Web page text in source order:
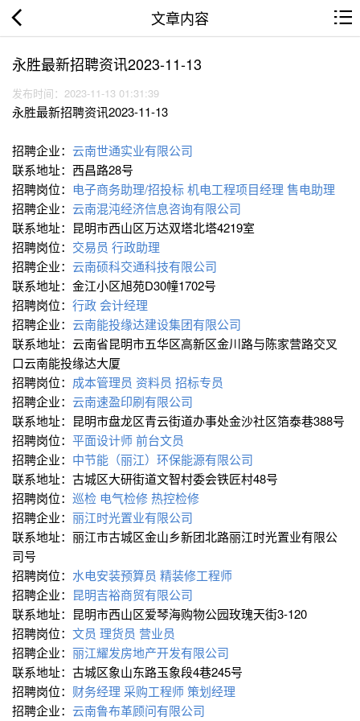
文章内容
永胜最新招聘资讯2023-11-13
发布时间：2023-11-13 01:31:39
永胜最新招聘资讯2023-11-13
招聘企业： 云南世通实业有限公司
联系地址：西昌路28号
招聘岗位： 电子商务助理/招投标机电工程项目经理 售电助理
招聘企业： 云南混沌经济信息咨询有限公司
联系地址：昆明市西山区万达双塔北塔4219室
招聘岗位： 交易员 行政助理
招聘企业： 云南硕科交通科技有限公司
联系地址：金江小区旭苑D30幢1702号
招聘岗位： 行政会计经理
招聘企业： 云南能投缘达建设集团有限公司
联系地址：云南省昆明市五华区高新区金川路与陈家营路交叉
口云南能投缘达大厦
招聘岗位： 成本管理员 资料员 招标专员
招聘企业： 云南速盈印刷有限公司
联系地址：昆明市盘龙区青云街道办事处金沙社区箔泰巷388号
招聘岗位： 平面设计师前台文员
招聘企业： 中节能（丽江）环保能源有限公司
联系地址：古城区大研街道文智村委会铁匠村48号
招聘岗位： 巡检 电气检修热控检修
招聘企业： 丽江时光置业有限公司
联系地址：丽江市古城区金山乡新团北路丽江时光置业有限公
司号
招聘岗位： 水电安装预算员 精装修工程师
招聘企业： 昆明吉裕商贸有限公司
联系地址：昆明市西山区爱琴海购物公园玫瑰天街3-120
招聘岗位： 文员 理货员 营业员
招聘企业： 丽江耀发房地产开发有限公司
联系地址：古城区象山东路玉象段4巷245号
招聘岗位： 财务经理 采购工程师策划经理
招聘企业： 云南鲁布革顾问有限公司